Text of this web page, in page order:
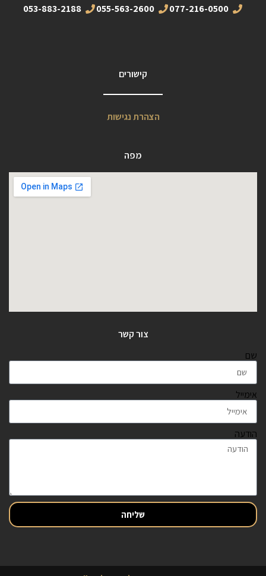
077-216-0500
055-563-2600
053-883-2188
קישורים
הצהרת נגישות
מפה
צור קשר
שם
אימייל
הודעה
שליחה